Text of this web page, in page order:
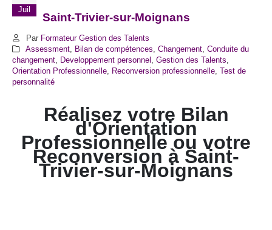
Juil
Saint-Trivier-sur-Moignans
Par Formateur Gestion des Talents
Assessment, Bilan de compétences Changement, Conduite du
changement
Developpement personnel Gestion des Talents
Orientation Professionnelle
Reconversion professionnelle Test de
personnalité
Réalisez votre Bilan
d'Orientation
Professionnelle ou votre
Reconversion àSaint-
Trivier-sur-Moignans